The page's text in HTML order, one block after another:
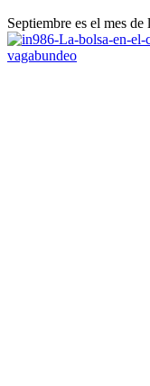
Septiembre es el mes